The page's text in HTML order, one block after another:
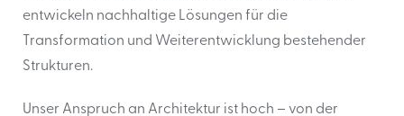
entwickeln nachhaltige Lösungen für die
Transformation und Weiterentwicklung bestehender
Strukturen.
Unser Anspruch an Architektur ist hoch – von der